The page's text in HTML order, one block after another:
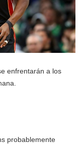
enfrentarán a los
probablemente